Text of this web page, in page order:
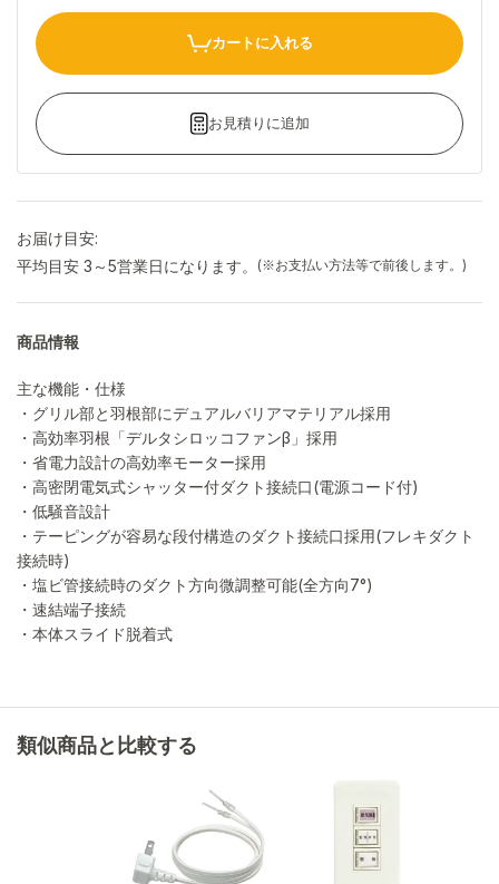
カートに入れる
お見積りに追加
お届け目安:
平均目安 3～5営業日になります。
(※お支払い方法等で前後します。)
商品情報
主な機能・仕様
・グリル部と羽根部にデュアルバリアマテリアル採用
・高効率羽根「デルタシロッコファンβ」採用
・省電力設計の高効率モーター採用
・高密閉電気式シャッター付ダクト接続口(電源コード付)
・低騒音設計
・テーピングが容易な段付構造のダクト接続口採用(フレキダクト
接続時)
・塩ビ管接続時のダクト方向微調整可能(全方向7°)
・速結端子接続
・本体スライド脱着式
類似商品と比較する